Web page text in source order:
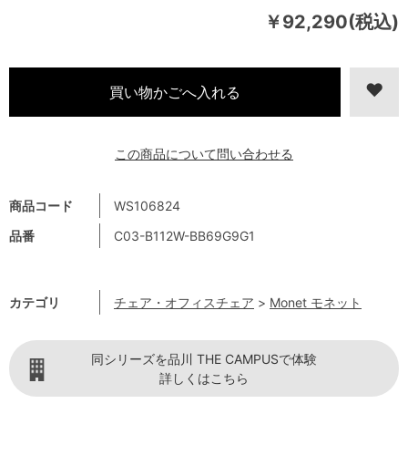
￥92,290(税込)
商品コード
WS106824
品番
C03-B112W-BB69G9G1
カテゴリ チェア・オフィスチェア > Monet モネット
この商品について問い合わせる
同シリーズを品川 THE CAMPUSで体験
詳しくはこちら